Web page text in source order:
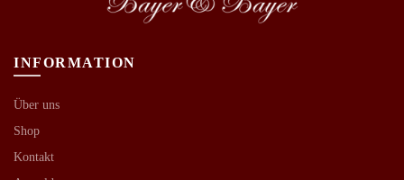
INFORMATION
Über uns
Shop
Kontakt